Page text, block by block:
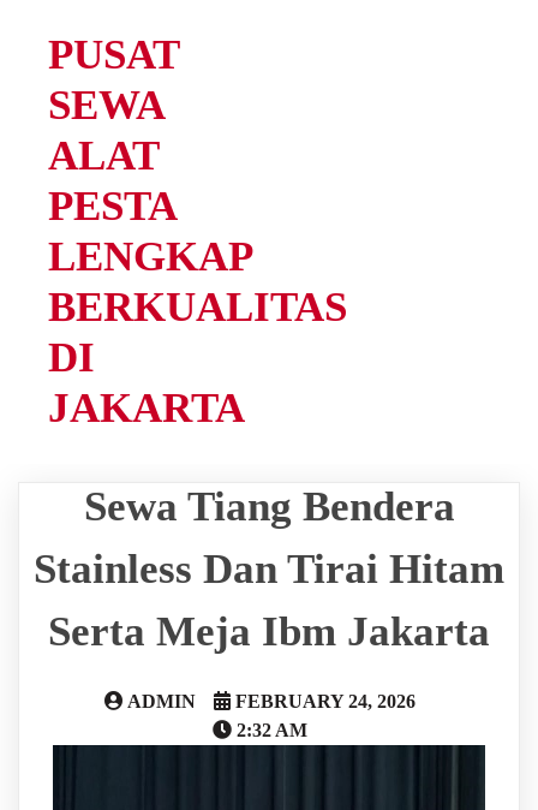
PUSAT
SEWA
ALAT
PESTA
LENGKAP
BERKUALITAS
DI
JAKARTA
Sewa Tiang Bendera
Stainless Dan Tirai Hitam
Serta Meja Ibm Jakarta
ADMIN
FEBRUARY 24, 2026
2:32 AM